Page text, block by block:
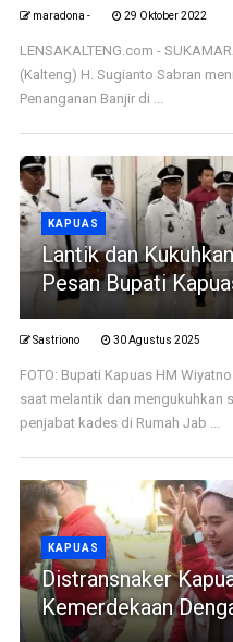
maradona - 29 Oktober 2022
LENSAKALTENG.com -
(Kalteng) H. Sugianto Sabran
Penanganan Banjir di ...
KAPUAS
Lantik dan
Pesan Bupati
Sastriono 30 Agustus 2025
FOTO: Bupati Kapuas HM
saat melantik dan mengukuhkan
penjabat kades di Rumah Jab ...
KAPUAS
Distransnaker
Kemerdekaan